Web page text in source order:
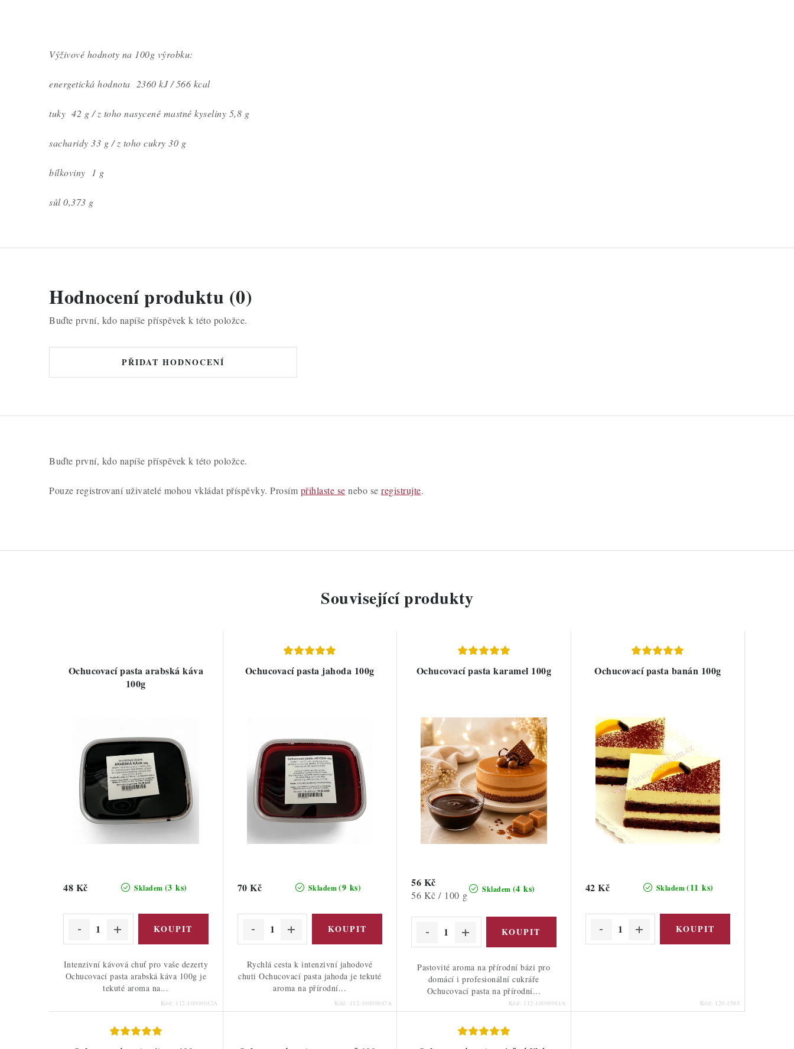
Výživové hodnoty na 100g výrobku:
energetická hodnota 2360 kJ / 566 kcal
tuky 42 g / z toho nasycené mastné kyseliny 5,8 g
sacharidy 33 g / z toho cukry 30 g
bílkoviny 1 g
sůl 0,373 g
Hodnocení produktu (0)
Buďte první, kdo napíše příspěvek k této položce.
PŘIDAT HODNOCENÍ
Buďte první, kdo napíše příspěvek k této položce.
Pouze registrovaní uživatelé mohou vkládat příspěvky. Prosím přihlaste se nebo se registrujte.
Související produkty
Ochucovací pasta arabská káva
100g
Skladem (3 ks)
48 Kč
Intenzivní kávová chuť pro vaše dezerty
Ochucovací pasta arabská káva 100g je
tekuté aroma na...
Kód: 112-10000042A
Ochucovací pasta jahoda 100g
Skladem(9 ks)
70 Kč
Rychlá cesta k intenzivní jahodové
chuti Ochucovací pasta jahoda je tekuté
aroma na přírodní...
Kód: 112-10000047A
Ochucovací pasta karamel 100g
Skladem (4 ks)
56 Kč
Měrná
56 Kč / 100 g
Pastovité aroma na přírodní bázi pro
domácí i profesionální cukráře
Ochucovací pasta na přírodní...
Kód: 112-10000041A
Ochucovací pasta banán 100g
Skladem(11 ks)
42 Kč
Kód: 120-1585